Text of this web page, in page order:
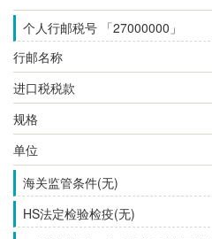
个人行邮税号 「27000000」
行邮名称
进口税税款
规格
单位
海关监管条件(无)
HS法定检验检疫(无)